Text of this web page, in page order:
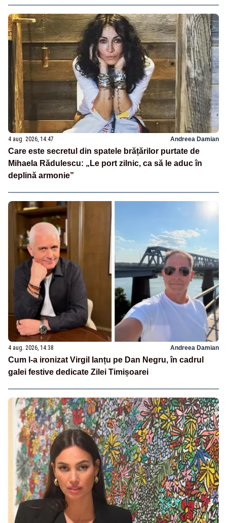
4 aug. 2026, 14:47 Andreea Damian
Care este secretul din spatele brățărilor purtate de
Mihaela Rădulescu: „Le port zilnic, ca să le aduc în
deplină armonie”
4 aug. 2026, 14:38 Andreea Damian
Cum l-a ironizat Virgil Ianțu pe Dan Negru, în cadrul
galei festive dedicate Zilei Timișoarei